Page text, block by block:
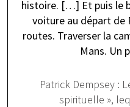
histoire. […] Et puis le
voiture au départ de
routes. Traverser la
Mans. Un
Patrick Dempsey :
spirituelle »,